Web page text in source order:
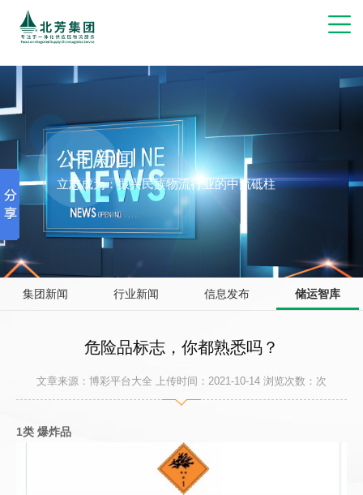
博彩网站推荐
公司新闻
立志成为：振兴民族物流行业的中流砥柱
集团新闻 行业新闻 信息发布 储运智库
危险品标志，你都熟悉吗？
文章来源：博彩平台大全 上传时间：2021-10-14 浏览次数： 次
1类 爆炸品